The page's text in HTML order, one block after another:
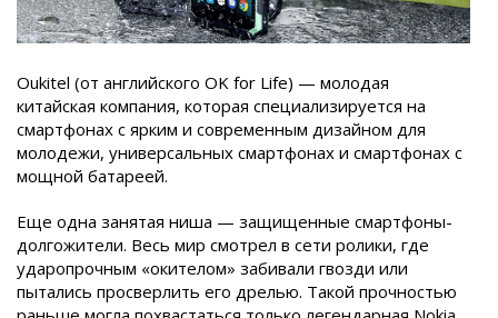
Oukitel (от английского OK for Life) — молодая
китайская компания, которая специализируется на
смартфонах с ярким и современным дизайном для
молодежи, универсальных смартфонах и смартфонах с
мощной батареей.
Еще одна занятая ниша — защищенные смартфоны-
долгожители. Весь мир смотрел в сети ролики, где
ударопрочным «окителом» забивали гвозди или
пытались просверлить его дрелью. Такой прочностью